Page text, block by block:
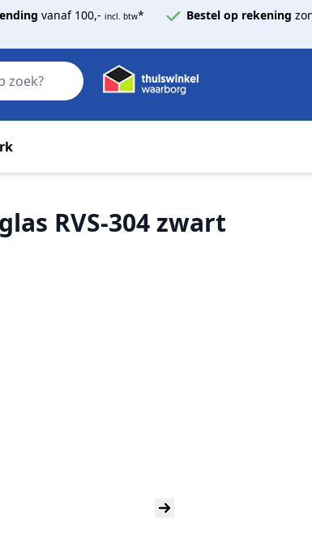
vanaf 100,- incl. btw* Bestel op rekening
Zoek
RVS-304 zwart